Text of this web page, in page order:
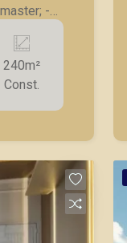
-
-
de
e
cidade
240m²
Const.